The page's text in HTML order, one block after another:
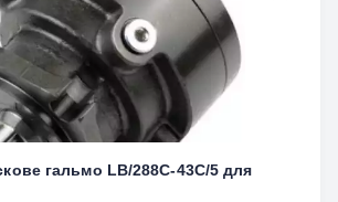
гальмо LB/288C-43C/5 для